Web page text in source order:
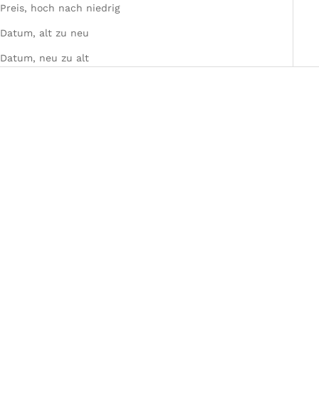
Preis, hoch nach niedrig
Datum, alt zu neu
Datum, neu zu alt